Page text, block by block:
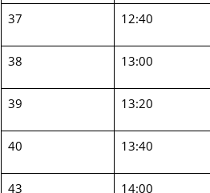
37 12:40
38 13:00
39 13:20
40 13:40
43 14:00